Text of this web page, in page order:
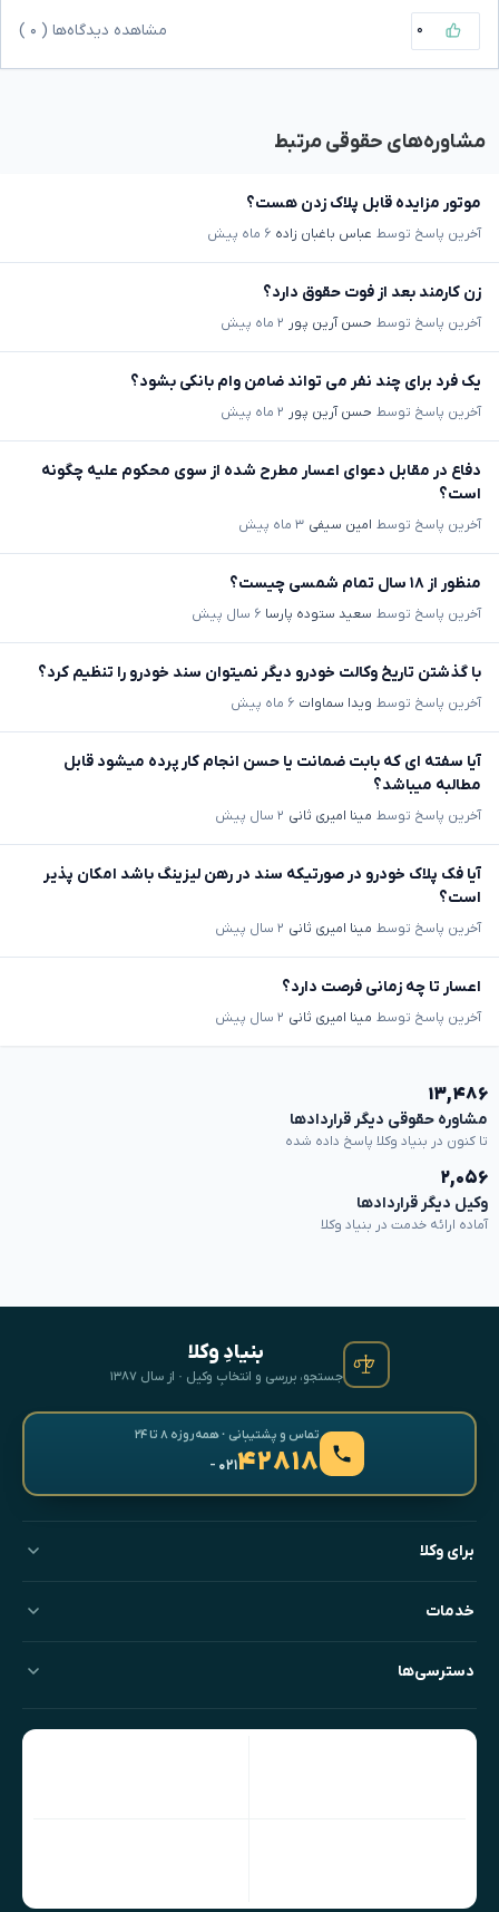
۰ مشاهده دیدگاه‌ها ( ۰
مشاوره‌های حقوقی مرتبط
موتور مزایده قابل پلاک زدن هست؟
آخرین پاسخ توسط عباس باغبان زاده ۶ ماه پیش
زن کارمند بعد از فوت حقوق دارد؟
آخرین پاسخ توسط حسن آرین پور ۲ ماه پیش
یک فرد برای چند نفر می تواند ضامن وام بانکی بشود؟
آخرین پاسخ توسط حسن آرین پور ۲ ماه پیش
دفاع در مقابل دعوای اعسار مطرح شده از سوی محکوم علیه چگونه
است؟
آخرین پاسخ توسط امین سیفی ۳ ماه پیش
منظور از ۱۸ سال تمام شمسی چیست؟
آخرین پاسخ توسط سعید ستوده پارسا ۶ سال پیش
با گذشتن تاریخ وکالت خودرو دیگر نمیتوان سند خودرو را تنظیم کرد؟
آخرین پاسخ توسط ویدا سماوات ۶ ماه پیش
آیا سفته ای که بابت ضمانت یا حسن انجام کار پرده میشود قابل
مطالبه میباشد؟
آخرین پاسخ توسط مینا امیری ثانی ۲ سال پیش
آیا فک پلاک خودرو در صورتیکه سند در رهن لیزینگ باشد امکان پذیر
است؟
آخرین پاسخ توسط مینا امیری ثانی ۲ سال پیش
اعسار تا چه زمانی فرصت دارد؟
آخرین پاسخ توسط مینا امیری ثانی ۲ سال پیش
۱۳,۴۸۶
مشاوره حقوقی دیگر قراردادها
تا کنون در بنیاد وکلا پاسخ داده شده
۲,۰۵۶
وکیل دیگر قراردادها
آماده ارائه خدمت در بنیاد وکلا
بنیادِ وکلا
جستجو، بررسی و انتخابِ وکیل · از سال ۱۳۸۷
تماس و پشتیبانی · همه‌روزه ۸ تا ۲۴
۴۲۸۱۸- ۰۲۱
برای وکلا
خدمات
دسترسی‌ها